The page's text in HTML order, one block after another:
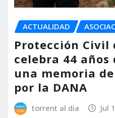
ACTUALIDAD
Protección Civil
celebra 44 años
una memoria
por la DANA
torrent al dia Jul